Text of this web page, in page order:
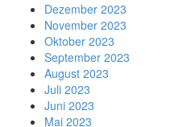
Dezember 2023
November 2023
Oktober 2023
September 2023
August 2023
Juli 2023
Juni 2023
Mai 2023